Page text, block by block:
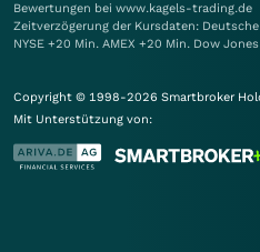
Bewertungen bei www.kagels-trading.de
Zeitverzögerung der Kursdaten:
NYSE +20 Min. AMEX +20 Min. Dow
Copyright © 1998-2026 Smartbroker
Mit Unterstützung von: